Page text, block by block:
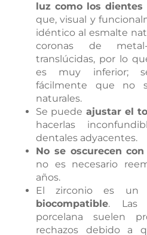
luz como los dientes
que, visual y
idéntico al esmalte
coronas de
translúcidas, por lo
es muy inferior;
fácilmente que no
naturales.
Se puede ajustar el
hacerlas
dentales adyacentes.
No se oscurecen
no es necesario
años.
El zirconio es un
biocompatible. Las
porcelana suelen
rechazos debido a